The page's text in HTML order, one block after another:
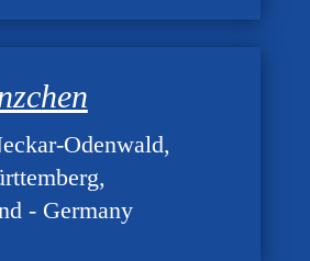
Odenwald
- Germany